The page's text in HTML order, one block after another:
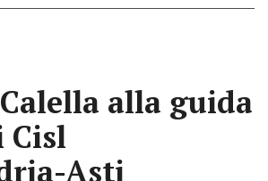
alla guida
Cisl
Asti